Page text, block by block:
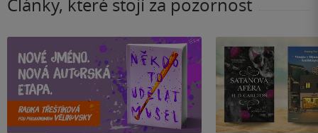
Články, které stojí za pozornost